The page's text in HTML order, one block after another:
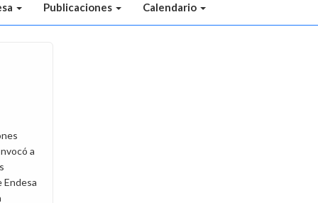
Publicaciones Calendario
a
Endesa